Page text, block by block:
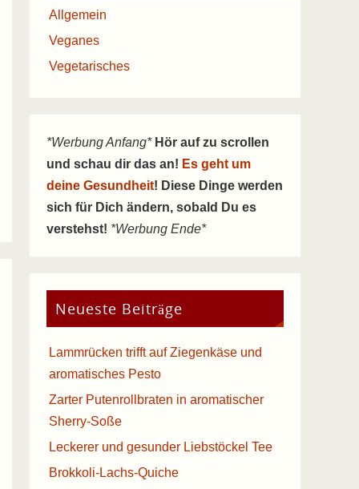
Allgemein
Veganes
Vegetarisches
*Werbung Anfang* Hör auf zu scrollen
und schau dir das an! Es geht um
deine Gesundheit! Diese Dinge werden
sich für Dich ändern, sobald Du es
verstehst! *Werbung Ende*
Neueste Beiträge
Lammrücken trifft auf Ziegenkäse und
aromatisches Pesto
Zarter Putenrollbraten in aromatischer
Sherry-Soße
Leckerer und gesunder Liebstöckel Tee
Brokkoli-Lachs-Quiche